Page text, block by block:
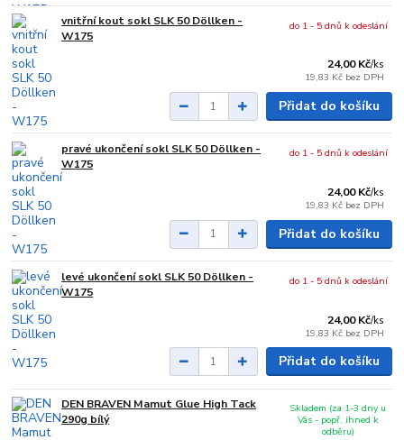
vnitřní kout sokl SLK 50 Döllken -
W175
24,00 Kč/ks
19,83 Kč bez DPH
do 1 - 5 dnů k odeslání
Přidat do košíku
pravé ukončení sokl SLK 50 Döllken -
W175
24,00 Kč/ks
19,83 Kč bez DPH
do 1 - 5 dnů k odeslání
Přidat do košíku
levé ukončení sokl SLK 50 Döllken -
W175
24,00 Kč/ks
19,83 Kč bez DPH
do 1 - 5 dnů k odeslání
Přidat do košíku
DEN BRAVEN Mamut Glue High Tack
290g bílý
Skladem (za 1-3 dny u
Vás - popř. ihned k
odběru)